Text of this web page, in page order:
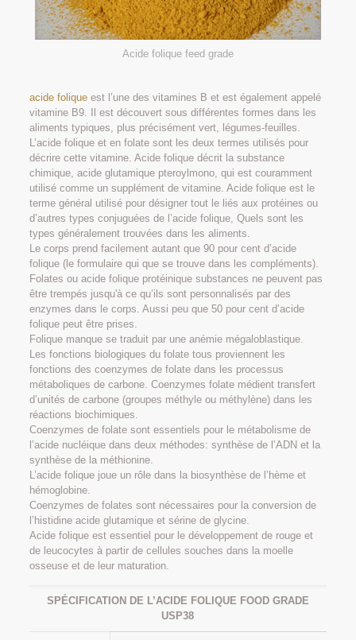
Acide folique feed grade
acide foliqueest l’une des vitamines B et est également appelé
vitamine B9. Il est découvert sous différentes formes dans les
aliments typiques, plus précisément vert, légumes-feuilles.
L’acide folique et en folate sont les deux termes utilisés pour
décrire cette vitamine. Acide folique décrit la substance
chimique, acide glutamique pteroylmono, qui est couramment
utilisé comme un supplément de vitamine. Acide folique est le
terme général utilisé pour désigner tout le liés aux protéines ou
d’autres types conjuguées de l’acide folique, Quels sont les
types généralement trouvées dans les aliments.
Le corps prend facilement autant que 90 pour cent d’acide
folique (le formulaire qui que se trouve dans les compléments).
Folates ou acide folique protéinique substances ne peuvent pas
être trempés jusqu'à ce qu’ils sont personnalisés par des
enzymes dans le corps. Aussi peu que 50 pour cent d’acide
folique peut être prises.
Folique manque se traduit par une anémie mégaloblastique.
Les fonctions biologiques du folate tous proviennent les
fonctions des coenzymes de folate dans les processus
métaboliques de carbone. Coenzymes folate médient transfert
d’unités de carbone (groupes méthyle ou méthylène) dans les
réactions biochimiques.
Coenzymes de folate sont essentiels pour le métabolisme de
l’acide nucléique dans deux méthodes: synthèse de l’ADN et la
synthèse de la méthionine.
L’acide folique joue un rôle dans la biosynthèse de l’hème et
hémoglobine.
Coenzymes de folates sont nécessaires pour la conversion de
l’histidine acide glutamique et sérine de glycine.
Acide folique est essentiel pour le développement de rouge et
de leucocytes à partir de cellules souches dans la moelle
osseuse et de leur maturation.
SPÉCIFICATION DE L’ACIDE FOLIQUE FOOD GRADE
USP38